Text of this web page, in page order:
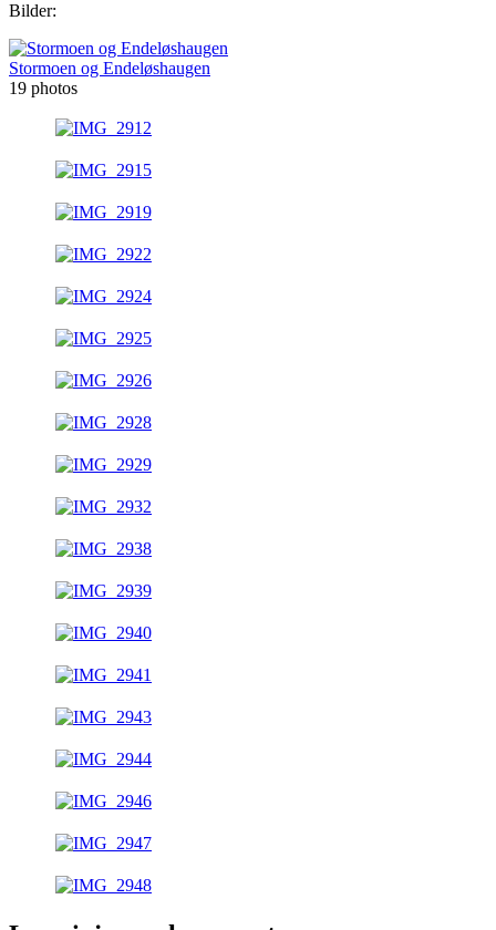
Bilder:
Stormoen og Endeløshaugen
19 photos